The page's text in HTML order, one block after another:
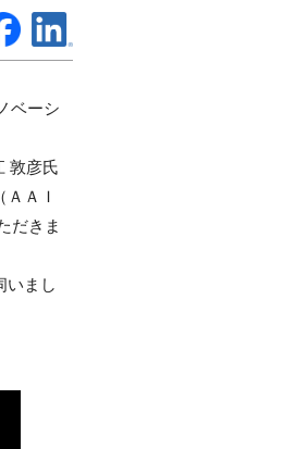
ベーシ
敦彦氏
ＡＩ
だきま
いまし